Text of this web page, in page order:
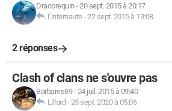
Dracorequin-20 sept. 2015 à 20:17
L'internaute-22 sept. 2015 à 19:08
2 réponses
Clash of clans ne s'ouvre pas
Barbares69-24 juil. 2015 à 09:40
Lillard -25 sept. 2020 à 05:06